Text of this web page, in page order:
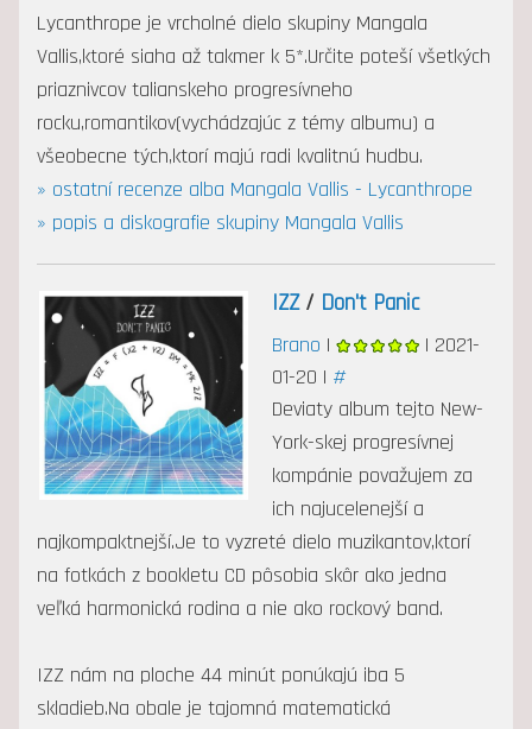
Lycanthrope je vrcholné dielo skupiny Mangala
Vallis,ktoré siaha až takmer k 5*.Určite poteší všetkých
priaznivcov talianskeho progresívneho
rocku,romantikov(vychádzajúc z témy albumu) a
všeobecne tých,ktorí majú radi kvalitnú hudbu.
» ostatní recenze alba Mangala Vallis - Lycanthrope
» popis a diskografie skupiny Mangala Vallis
IZZ/ Don't Panic
Brano |
| 2021-
01-20 | #
Deviaty album tejto New-
York-skej progresívnej
kompánie považujem za
ich najucelenejší a
najkompaktnejší.Je to vyzreté dielo muzikantov,ktorí
na fotkách z bookletu CD pôsobia skôr ako jedna
veľká harmonická rodina a nie ako rockový band.
IZZ nám na ploche 44 minút ponúkajú iba 5
skladieb.Na obale je tajomná matematická